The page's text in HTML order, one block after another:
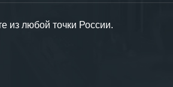
из любой точки России.